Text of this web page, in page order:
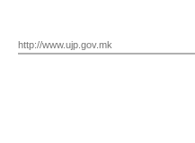
http://www.ujp.gov.mk